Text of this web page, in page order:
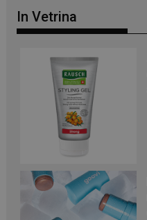
In Vetrina